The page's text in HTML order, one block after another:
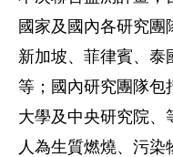
國家及國內各研究
新加坡、菲律賓、泰
等；國內研究團隊包
大學及中央研究院、
人為生質燃燒、污